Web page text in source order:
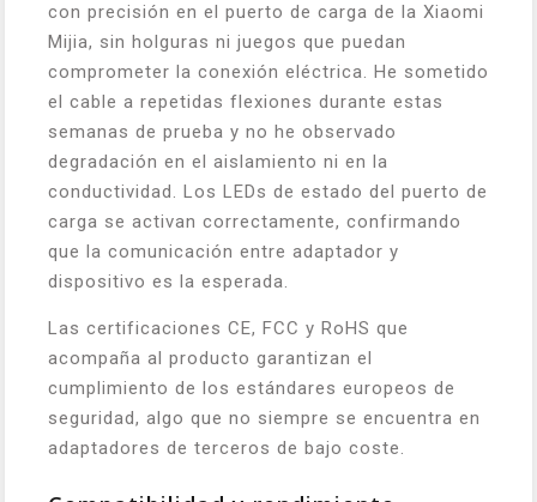
con precisión en el puerto de carga de la Xiaomi
Mijia, sin holguras ni juegos que puedan
comprometer la conexión eléctrica. He sometido
el cable a repetidas flexiones durante estas
semanas de prueba y no he observado
degradación en el aislamiento ni en la
conductividad. Los LEDs de estado del puerto de
carga se activan correctamente, confirmando
que la comunicación entre adaptador y
dispositivo es la esperada.
Las certificaciones CE, FCC y RoHS que
acompaña al producto garantizan el
cumplimiento de los estándares europeos de
seguridad, algo que no siempre se encuentra en
adaptadores de terceros de bajo coste.